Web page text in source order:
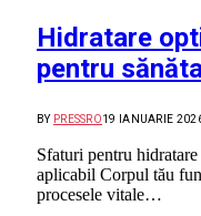
Hidratare
pentru
BY PRESSRO19 IANUARIE
Sfaturi pentru
aplicabil Corpul tău
procesele vitale…